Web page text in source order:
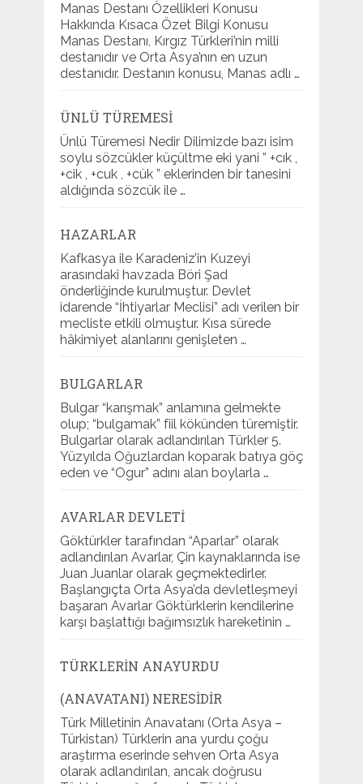
Manas Destanı Özellikleri Konusu
Hakkında Kısaca Özet Bilgi Konusu
Manas Destanı, Kırgız Türkleri’nin milli
destanıdır ve Orta Asya’nın en uzun
destanıdır. Destanın konusu, Manas adlı …
ÜNLÜ TÜREMESI
Ünlü Türemesi Nedir Dilimizde bazı isim
soylu sözcükler küçültme eki yani ” +cık ,
+cik , +cuk , +cük ” eklerinden bir tanesini
aldığında sözcük ile …
HAZARLAR
Kafkasya ile Karadeniz’in Kuzeyi
arasındaki havzada Böri Şad
önderliğinde kurulmuştur. Devlet
idarende “İhtiyarlar Meclisi” adı verilen bir
mecliste etkili olmuştur. Kısa sürede
hâkimiyet alanlarını genişleten …
BULGARLAR
Bulgar “karışmak” anlamına gelmekte
olup; “bulgamak” fiil kökünden türemiştir.
Bulgarlar olarak adlandırılan Türkler 5.
Yüzyılda Oğuzlardan koparak batıya göç
eden ve “Ogur” adını alan boylarla …
AVARLAR DEVLETI
Göktürkler tarafından “Aparlar” olarak
adlandırılan Avarlar, Çin kaynaklarında ise
Juan Juanlar olarak geçmektedirler.
Başlangıçta Orta Asya’da devletleşmeyi
başaran Avarlar Göktürklerin kendilerine
karşı başlattığı bağımsızlık hareketinin …
TÜRKLERIN ANAYURDU
(ANAVATANI) NERESIDIR
Türk Milletinin Anavatanı (Orta Asya –
Türkistan) Türklerin ana yurdu çoğu
araştırma eserinde sehven Orta Asya
olarak adlandırılan, ancak doğrusu